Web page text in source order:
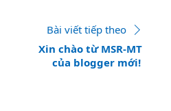
Bài viết tiếp theo
Xin chào từ MSR-MT
của blogger mới!